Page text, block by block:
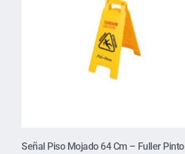
Señal Piso Mojado 64 Cm – Fuller Pinto